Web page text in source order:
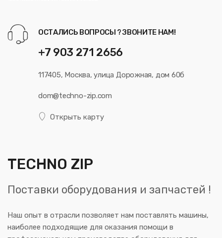
ОСТАЛИСЬ ВОПРОСЫ ? ЗВОНИТЕ НАМ!
+7 903 271 2656
117405, Москва, улица Дорожная, дом 60б
dom@techno-zip.com
Открыть карту
TECHNO ZIP
Поставки оборудования и запчастей !
Наш опыт в отрасли позволяет нам поставлять машины,
наиболее подходящие для оказания помощи в